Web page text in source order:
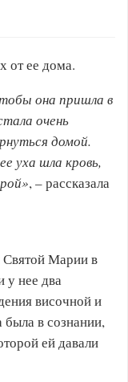
от ее дома.
она пришла в
очень
домой.
уха шла кровь,
, – рассказала
Святой Марии в
у нее два
височной и
была в сознании,
ей давали